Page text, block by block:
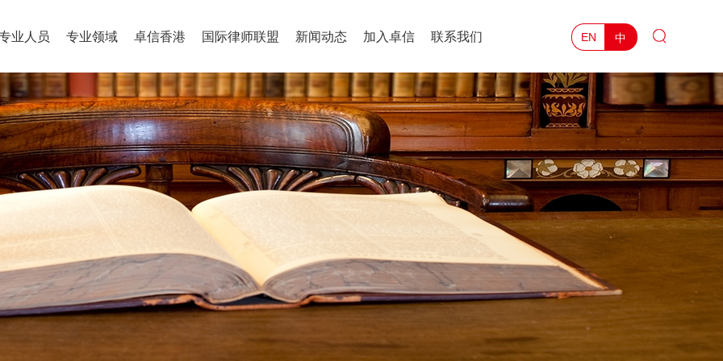
业人员 专业领域 卓信香港 国际律师联盟 新闻动态 加入卓信 联系我们 中
EN